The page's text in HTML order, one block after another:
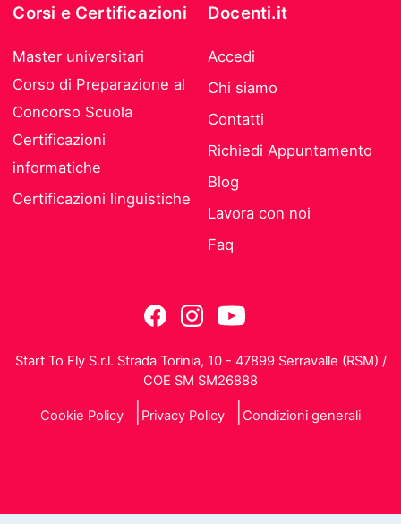
Corsi e Certificazioni
Master universitari
Corso di Preparazione al
Concorso Scuola
Certificazioni
informatiche
Certificazioni linguistiche
Docenti.it
Accedi
Chi siamo
Contatti
Richiedi Appuntamento
Blog
Lavora con noi
Faq
Start To Fly S.r.l. Strada Torinia, 10 - 47899 Serravalle (RSM) /
COE SM SM26888
Cookie Policy Privacy Policy Condizioni generali